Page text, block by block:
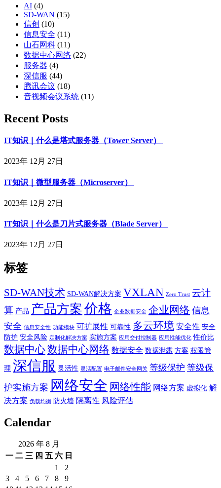
AI (4)
SD-WAN (15)
信创 (10)
信息安全 (11)
山石网科 (11)
数据中心网络 (22)
服务器 (4)
深信服 (44)
腾讯会议 (18)
音视频会议系统 (11)
Recent Posts
IT知识｜什么是塔式服务器（Tower Server）
2023年 12月 27日
IT知识｜微型服务器（Microserver）
2023年 12月 27日
IT知识｜什么是刀片式服务器（Blade Server）
2023年 12月 27日
标签
SD-WAN技术 SD-WAN解决方案 VXLAN Zero Trust 云计
算 产品 产品方案价格 企业数据安全 企业网络 信息
安全 信息安全性 功能模块 可扩展性 可靠性 多云环境 安全性 安全
防护 安全风险 定制化解决方案 实施方案 应用交付控制器 应用性能优化 性价比
数据中心数据中心网络 数据安全 数据泄露 方案 权限管
理 深信服 灵活性 灵活配置 电子邮件安全网关 等级保护 等级保
护实施方案 网络安全 网络性能 网络方案 虚拟化 解
决方案 负载均衡 防火墙 隔离性 风险评估
Calendar
2026 年 8 月
一 二 三 四 五 六 日
1
2
3
4 5 6 7 8
9